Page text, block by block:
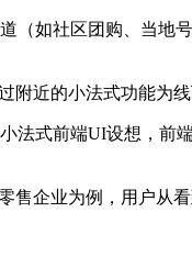
如社区团购、当地
近的小法式功能为线
式前端UI设想，前
企业为例，用户从